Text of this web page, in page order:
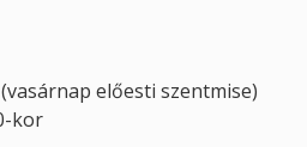
előesti szentmise)
kor